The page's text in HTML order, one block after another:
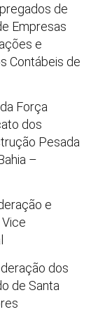
de
Empresas
e
Contábeis de
Força
dos
Pesada
–
e
dos
de Santa